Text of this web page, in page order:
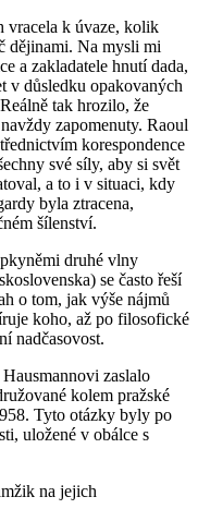
vracela k úvaze, kolik
dějinami. Na mysli mi
a zakladatele hnutí dada,
v důsledku opakovaných
tak hrozilo, že
zapomenuty. Raoul
korespondence
své síly, aby si svět
a to i v situaci, kdy
byla ztracena,
šílenství.
druhé vlny
se často řeší
o tom, jak výše nájmů
koho, až po filosofické
nadčasovost.
zaslalo
kolem pražské
Tyto otázky byly po
uložené v obálce s
na jejich